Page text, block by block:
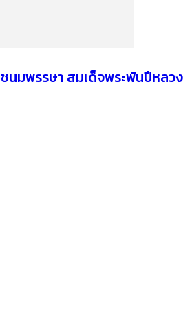
นมพรรษา สมเด็จพระพันปีหลวง